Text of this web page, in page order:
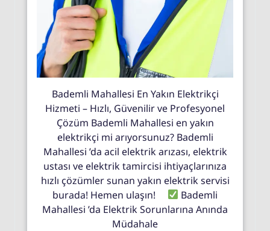
Bademli Mahallesi En Yakın Elektrikçi
Hizmeti – Hızlı, Güvenilir ve Profesyonel
Çözüm Bademli Mahallesi en yakın
elektrikçi mi arıyorsunuz? Bademli
Mahallesi ’da acil elektrik arızası, elektrik
ustası ve elektrik tamircisi ihtiyaçlarınıza
hızlı çözümler sunan yakın elektrik servisi
burada! Hemen ulaşın!
Bademli
Mahallesi ’da Elektrik Sorunlarına Anında
Müdahale